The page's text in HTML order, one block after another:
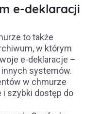
e-deklaracji
to także
w którym
e-deklaracje –
systemów.
w chmurze
i szybki dostęp do